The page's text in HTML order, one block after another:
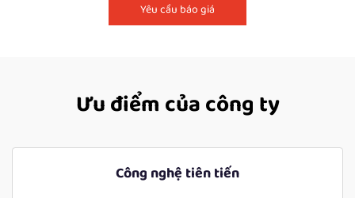
Yêu cầu báo giá
Ưu điểm của công ty
Công nghệ tiên tiến